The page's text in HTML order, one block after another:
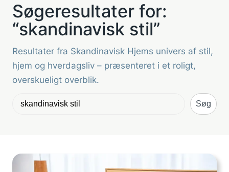
Søgeresultater for:
“skandinavisk stil”
Resultater fra Skandinavisk Hjems univers af stil,
hjem og hverdagsliv – præsenteret i et roligt,
overskueligt overblik.
Søg
Søg